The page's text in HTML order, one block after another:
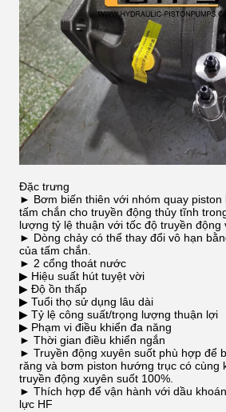
Đặc trưng
► Bơm biến thiên với nhóm quay
tấm chắn cho truyền động thủy tĩnh
lượng tỷ lệ thuận với tốc độ truyền động
► Dòng chảy có thể thay đổi vô hạn
của tấm chắn.
► 2 cổng thoát nước
▶ Hiệu suất hút tuyệt vời
▶ Độ ồn thấp
▶ Tuổi thọ sử dụng lâu dài
▶ Tỷ lệ công suất/trọng lượng thuận lợi
▶ Phạm vi điều khiển đa năng
► Thời gian điều khiển ngắn
► Truyền động xuyên suốt phù hợp để
răng và bơm piston hướng trục có cùng
truyền động xuyên suốt 100%.
► Thích hợp để vận hành với dầu
lực HF